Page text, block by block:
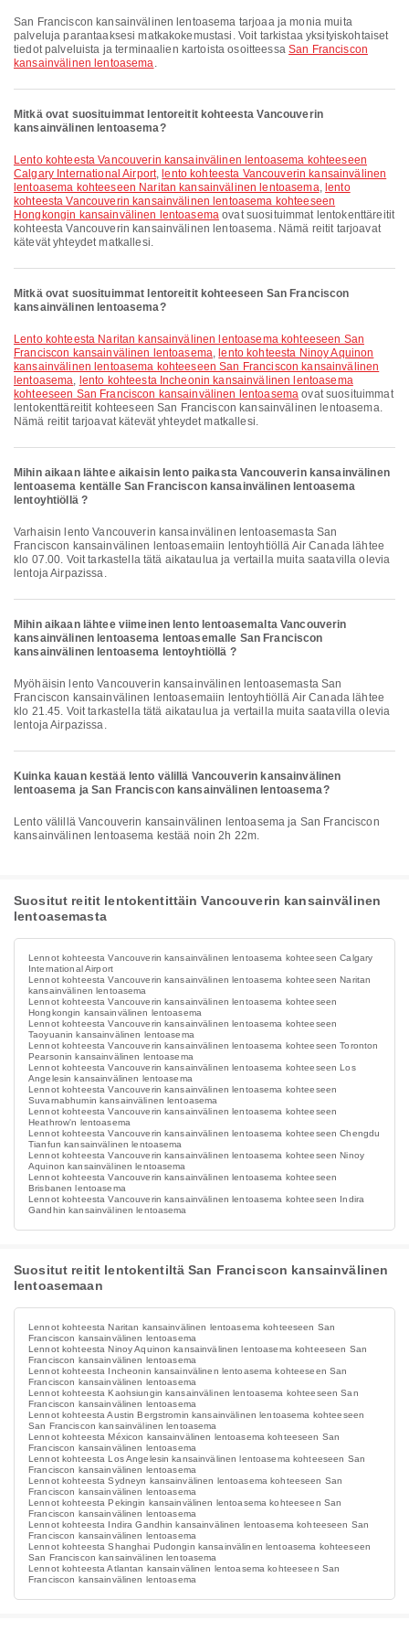
San Franciscon kansainvälinen lentoasema tarjoaa ja monia muita
palveluja parantaaksesi matkakokemustasi. Voit tarkistaa yksityiskohtaiset
tiedot palveluista ja terminaalien kartoista osoitteessa San Franciscon
kansainvälinen lentoasema.
Mitkä ovat suosituimmat lentoreitit kohteesta Vancouverin
kansainvälinen lentoasema?
lento kohteesta Vancouverin kansainvälinen lentoasema kohteeseen
Calgary International Airport, lento kohteesta Vancouverin kansainvälinen
lentoasema kohteeseen Naritan kansainvälinen lentoasema, lento
kohteesta Vancouverin kansainvälinen lentoasema kohteeseen
Hongkongin kansainvälinen lentoasema ovat suosituimmat lentokenttäreitit
kohteesta Vancouverin kansainvälinen lentoasema. Nämä reitit tarjoavat
kätevät yhteydet matkallesi.
Mitkä ovat suosituimmat lentoreitit kohteeseen San Franciscon
kansainvälinen lentoasema?
lento kohteesta Naritan kansainvälinen lentoasema kohteeseen San
Franciscon kansainvälinen lentoasema, lento kohteesta Ninoy Aquinon
kansainvälinen lentoasema kohteeseen San Franciscon kansainvälinen
lentoasema, lento kohteesta Incheonin kansainvälinen lentoasema
kohteeseen San Franciscon kansainvälinen lentoasema ovat suosituimmat
lentokenttäreitit kohteeseen San Franciscon kansainvälinen lentoasema.
Nämä reitit tarjoavat kätevät yhteydet matkallesi.
Mihin aikaan lähtee aikaisin lento paikasta Vancouverin kansainvälinen
lentoasema kentälle San Franciscon kansainvälinen lentoasema
lentoyhtiöllä ?
Varhaisin lento Vancouverin kansainvälinen lentoasemasta San
Franciscon kansainvälinen lentoasemaiin lentoyhtiöllä Air Canada lähtee
klo 07.00. Voit tarkastella tätä aikataulua ja vertailla muita saatavilla olevia
lentoja Airpazissa.
Mihin aikaan lähtee viimeinen lento lentoasemalta Vancouverin
kansainvälinen lentoasema lentoasemalle San Franciscon
kansainvälinen lentoasema lentoyhtiöllä ?
Myöhäisin lento Vancouverin kansainvälinen lentoasemasta San
Franciscon kansainvälinen lentoasemaiin lentoyhtiöllä Air Canada lähtee
klo 21.45. Voit tarkastella tätä aikataulua ja vertailla muita saatavilla olevia
lentoja Airpazissa.
Kuinka kauan kestää lento välillä Vancouverin kansainvälinen
lentoasema ja San Franciscon kansainvälinen lentoasema?
Lento välillä Vancouverin kansainvälinen lentoasema ja San Franciscon
kansainvälinen lentoasema kestää noin 2h 22m.
Suositut reitit lentokentittäin Vancouverin kansainvälinen
lentoasemasta
Lennot kohteesta Vancouverin kansainvälinen lentoasema kohteeseen Calgary
International Airport
Lennot kohteesta Vancouverin kansainvälinen lentoasema kohteeseen Naritan
kansainvälinen lentoasema
Lennot kohteesta Vancouverin kansainvälinen lentoasema kohteeseen
Hongkongin kansainvälinen lentoasema
Lennot kohteesta Vancouverin kansainvälinen lentoasema kohteeseen
Taoyuanin kansainvälinen lentoasema
Lennot kohteesta Vancouverin kansainvälinen lentoasema kohteeseen Toronton
Pearsonin kansainvälinen lentoasema
Lennot kohteesta Vancouverin kansainvälinen lentoasema kohteeseen Los
Angelesin kansainvälinen lentoasema
Lennot kohteesta Vancouverin kansainvälinen lentoasema kohteeseen
Suvarnabhumin kansainvälinen lentoasema
Lennot kohteesta Vancouverin kansainvälinen lentoasema kohteeseen
Heathrow'n lentoasema
Lennot kohteesta Vancouverin kansainvälinen lentoasema kohteeseen Chengdu
Tianfun kansainvälinen lentoasema
Lennot kohteesta Vancouverin kansainvälinen lentoasema kohteeseen Ninoy
Aquinon kansainvälinen lentoasema
Lennot kohteesta Vancouverin kansainvälinen lentoasema kohteeseen
Brisbanen lentoasema
Lennot kohteesta Vancouverin kansainvälinen lentoasema kohteeseen Indira
Gandhin kansainvälinen lentoasema
Suositut reitit lentokentiltä San Franciscon kansainvälinen
lentoasemaan
Lennot kohteesta Naritan kansainvälinen lentoasema kohteeseen San
Franciscon kansainvälinen lentoasema
Lennot kohteesta Ninoy Aquinon kansainvälinen lentoasema kohteeseen San
Franciscon kansainvälinen lentoasema
Lennot kohteesta Incheonin kansainvälinen lentoasema kohteeseen San
Franciscon kansainvälinen lentoasema
Lennot kohteesta Kaohsiungin kansainvälinen lentoasema kohteeseen San
Franciscon kansainvälinen lentoasema
Lennot kohteesta Austin Bergstromin kansainvälinen lentoasema kohteeseen
San Franciscon kansainvälinen lentoasema
Lennot kohteesta Méxicon kansainvälinen lentoasema kohteeseen San
Franciscon kansainvälinen lentoasema
Lennot kohteesta Los Angelesin kansainvälinen lentoasema kohteeseen San
Franciscon kansainvälinen lentoasema
Lennot kohteesta Sydneyn kansainvälinen lentoasema kohteeseen San
Franciscon kansainvälinen lentoasema
Lennot kohteesta Pekingin kansainvälinen lentoasema kohteeseen San
Franciscon kansainvälinen lentoasema
Lennot kohteesta Indira Gandhin kansainvälinen lentoasema kohteeseen San
Franciscon kansainvälinen lentoasema
Lennot kohteesta Shanghai Pudongin kansainvälinen lentoasema kohteeseen
San Franciscon kansainvälinen lentoasema
Lennot kohteesta Atlantan kansainvälinen lentoasema kohteeseen San
Franciscon kansainvälinen lentoasema